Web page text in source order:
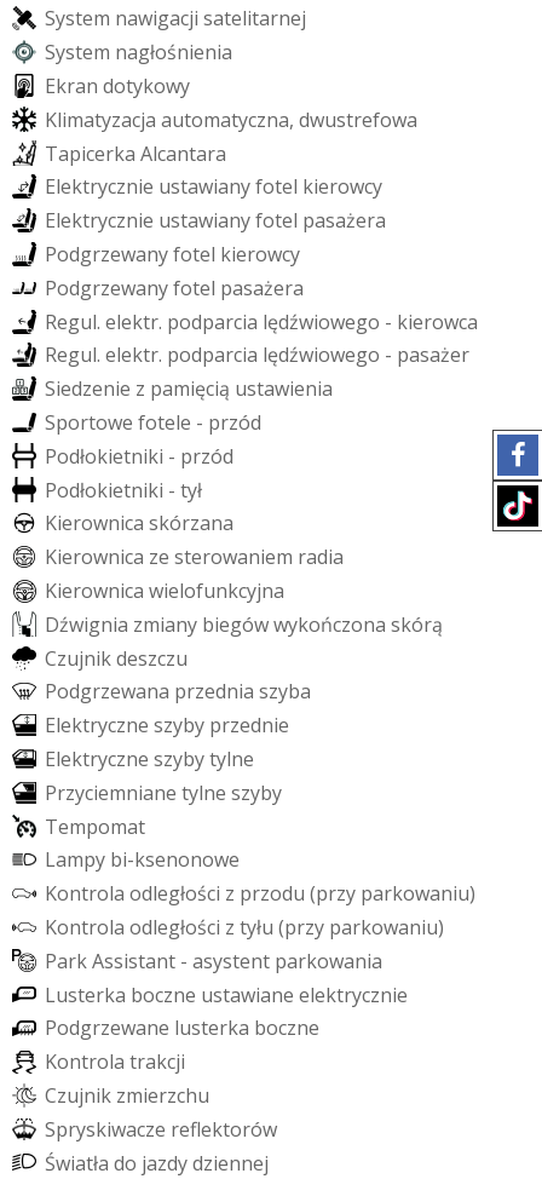
System nawigacji satelitarnej
System nagłośnienia
Ekran dotykowy
Klimatyzacja automatyczna, dwustrefowa
Tapicerka Alcantara
Elektrycznie ustawianyfotel kierowcy
Elektrycznie ustawianyfotel pasażera
Podgrzewanyfotel kierowcy
Podgrzewanyfotel pasażera
Regul. elektr. podparcia lędźwiowego - kierowca
Regul. elektr. podparcia lędźwiowego - pasażer
Siedzenie z pamięcią ustawienia
Sportowe fotele - przód
Podłokietniki - przód
Podłokietniki - tył
Kierownica skórzana
Kierownica ze sterowaniem radia
Kierownica wielofunkcyjna
Dźwignia zmiany biegówwykończona skórą
Czujnikdeszczu
Podgrzewana przednia szyba
Elektryczne szyby przednie
Elektryczne szybytylne
Przyciemniane tylne szyby
Tempomat
Lampy bi-ksenonowe
Kontrola odległości z przodu (przy parkowaniu)
Kontrola odległości z tyłu (przy parkowaniu)
ParkAssistant - asystent parkowania
Lusterka boczne ustawiane elektrycznie
Podgrzewane lusterka boczne
Kontrola trakcji
Czujnik zmierzchu
Spryskiwacze refektorów
Światła do jazdydziennej